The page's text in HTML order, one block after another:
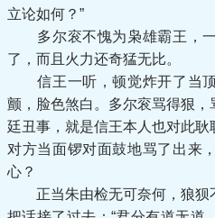
立论如何？”
多尔衮不愧为枭雄霸王，一
了，而且火力还奇猛无比。
信王一听，顿觉炸开了当顶
颤，脸色煞白。多尔衮骂得狠
廷丑事，就是信王本人也对此
对方当面锣对面鼓地骂了出来
心？
正当朱由检无可奈何，狼狈